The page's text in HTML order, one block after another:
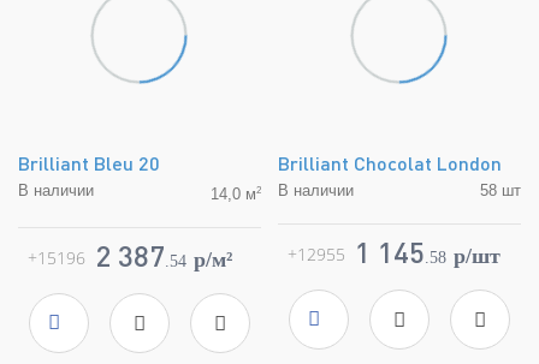
Brilliant Bleu 20
В наличии 14,0 м2
Atlas Concorde
Страна
Италия
Размер
Цвет
синий
Поверхность
матовая
Артикул
2 387.54 p/м²
+15196
Brilliant Chocolat London
В наличии
58 шт
Atlas Concorde
Страна
Италия
Размер
5.5x40
Цвет
синий
Поверхность
матовая
Артикул
1 145.58 p/шт
+12955